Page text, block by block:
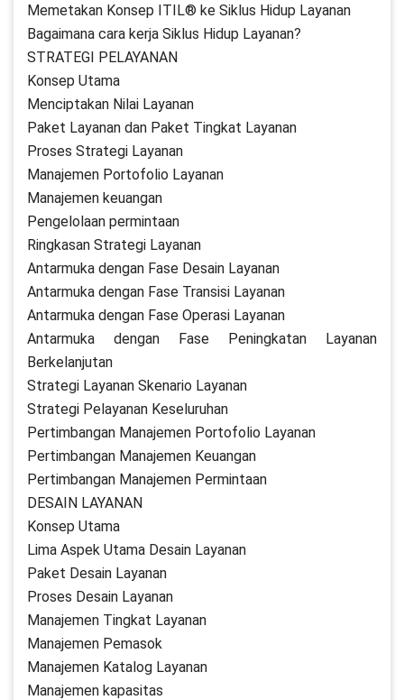
Memetakan Konsep ITIL® ke Siklus Hidup Layanan
Bagaimana cara kerja Siklus Hidup Layanan?
STRATEGI PELAYANAN
Konsep Utama
Menciptakan Nilai Layanan
Paket Layanan dan Paket Tingkat Layanan
Proses Strategi Layanan
Manajemen Portofolio Layanan
Manajemen keuangan
Pengelolaan permintaan
Ringkasan Strategi Layanan
Antarmuka dengan Fase Desain Layanan
Antarmuka dengan Fase Transisi Layanan
Antarmuka dengan Fase Operasi Layanan
Antarmuka dengan Fase Peningkatan Layanan
Berkelanjutan
Strategi Layanan Skenario Layanan
Strategi Pelayanan Keseluruhan
Pertimbangan Manajemen Portofolio Layanan
Pertimbangan Manajemen Keuangan
Pertimbangan Manajemen Permintaan
DESAIN LAYANAN
Konsep Utama
Lima Aspek Utama Desain Layanan
Paket Desain Layanan
Proses Desain Layanan
Manajemen Tingkat Layanan
Manajemen Pemasok
Manajemen Katalog Layanan
Manajemen kapasitas